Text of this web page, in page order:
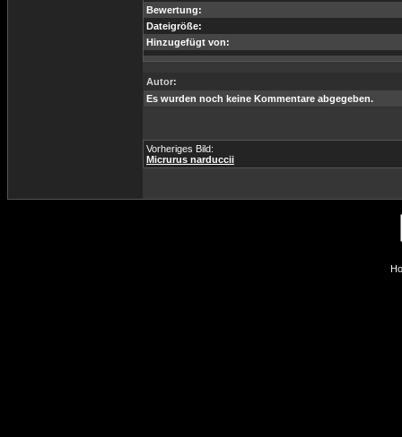
Bewertung:
Dateigröße:
Hinzugefügt von:
Autor:
Es wurden noch keine Kommentare abgegeben.
Vorheriges Bild:
Micrurus narduccii